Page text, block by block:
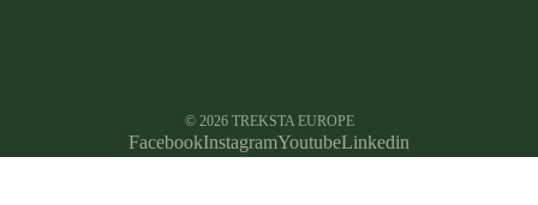
© 2026 TREKSTA EUROPE
FacebookInstagramYoutubeLinkedin